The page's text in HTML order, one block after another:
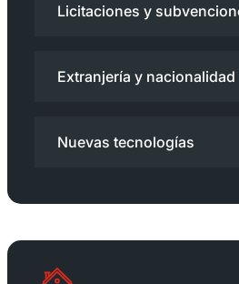
Licitaciones y
Extranjería y nacionalidad
Nuevas tecnologías